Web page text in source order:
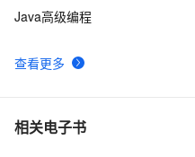
查看更多
Java高级编程
相关电子书